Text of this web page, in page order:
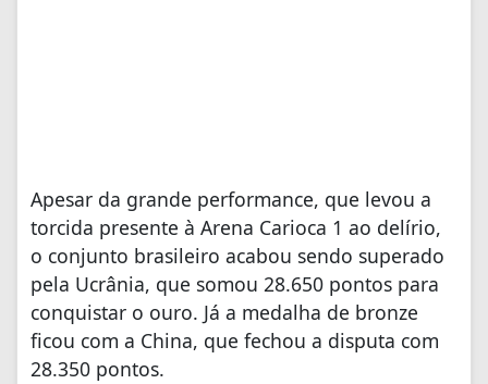
Apesar da grande performance, que levou a
torcida presente à Arena Carioca 1 ao delírio,
o conjunto brasileiro acabou sendo superado
pela Ucrânia, que somou 28.650 pontos para
conquistar o ouro. Já a medalha de bronze
ficou com a China, que fechou a disputa com
28.350 pontos.